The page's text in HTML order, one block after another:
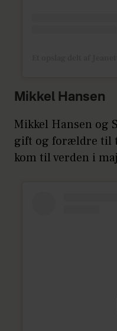
Mikkel Hansen
Mikkel Hansen og
gift og forældre til
kom til verden i